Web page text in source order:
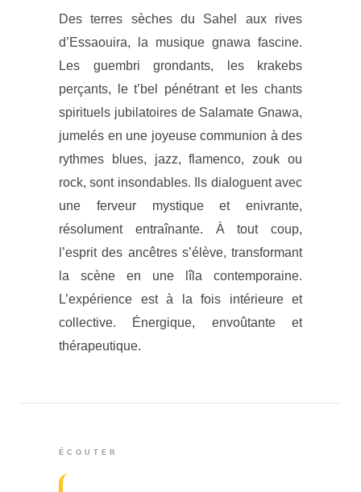
Des terres sèches du Sahel aux rives
d’Essaouira, la musique gnawa fascine.
Les guembri grondants, les krakebs
perçants, le t’bel pénétrant et les chants
spirituels jubilatoires de Salamate Gnawa,
jumelés en une joyeuse communion à des
rythmes blues, jazz, flamenco, zouk ou
rock, sont insondables. Ils dialoguent avec
une ferveur mystique et enivrante,
résolument entraînante. À tout coup,
l’esprit des ancêtres s’élève, transformant
la scène en une lîla contemporaine.
L’expérience est à la fois intérieure et
collective. Énergique, envoûtante et
thérapeutique.
ÉCOUTER